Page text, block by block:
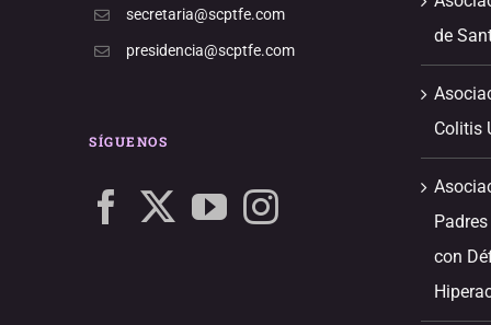
secretaria@scptfe.com
presidencia@scptfe.com
SÍGUENOS
de
Colitis
con